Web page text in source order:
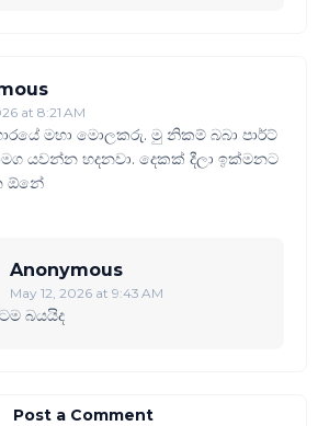
at 8:21 AM
මහා මොලකරු. මු නිකම් බබා පාර්ට්
යවන්න හදනවා. දෙකක් දීලා ඉක්මනට
ඕනේ
Anonymous
May 12, 2026 at 9:43 AM
බයයිද
Post a Comment